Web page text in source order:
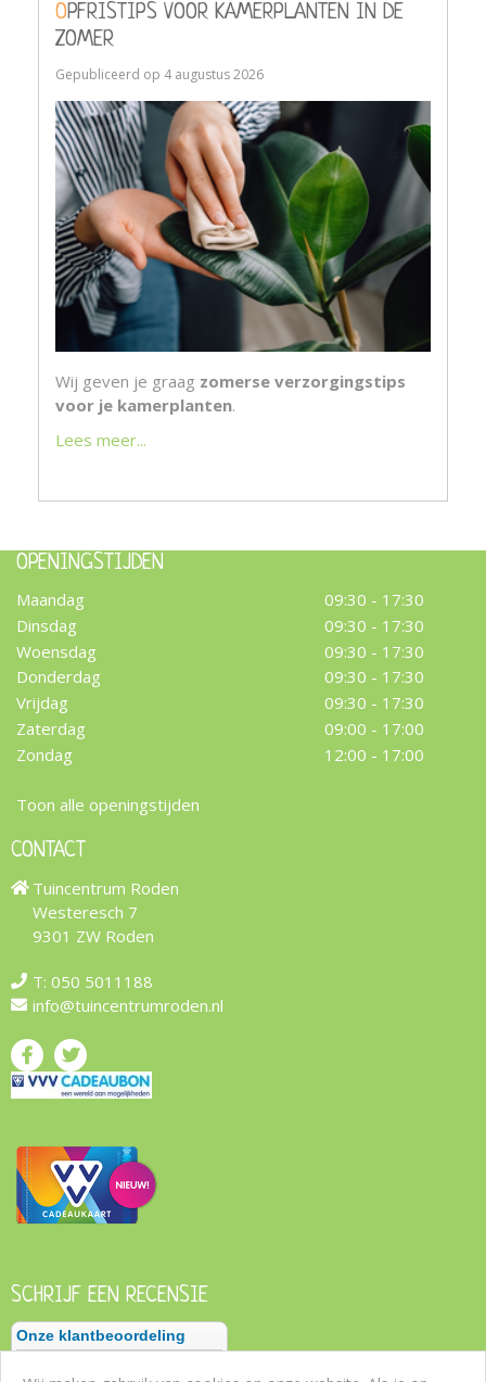
OPFRISTIPS VOOR KAMERPLANTEN IN DE
ZOMER
Gepubliceerd op 4 augustus 2026
Wij geven je graag zomerse verzorgingstips
voor je kamerplanten.
Lees meer...
OPENINGSTIJDEN
Maandag
09:30 - 17:30
Dinsdag
09:30 - 17:30
Woensdag
09:30 - 17:30
Donderdag
09:30 - 17:30
Vrijdag
09:30 - 17:30
Zaterdag
09:00 - 17:00
Zondag
12:00 - 17:00
Toon alle openingstijden
CONTACT
Tuincentrum Roden
Westeresch 7
9301 ZW Roden
T: 050 5011188
info@tuincentrumroden.nl
SCHRIJF EEN RECENSIE